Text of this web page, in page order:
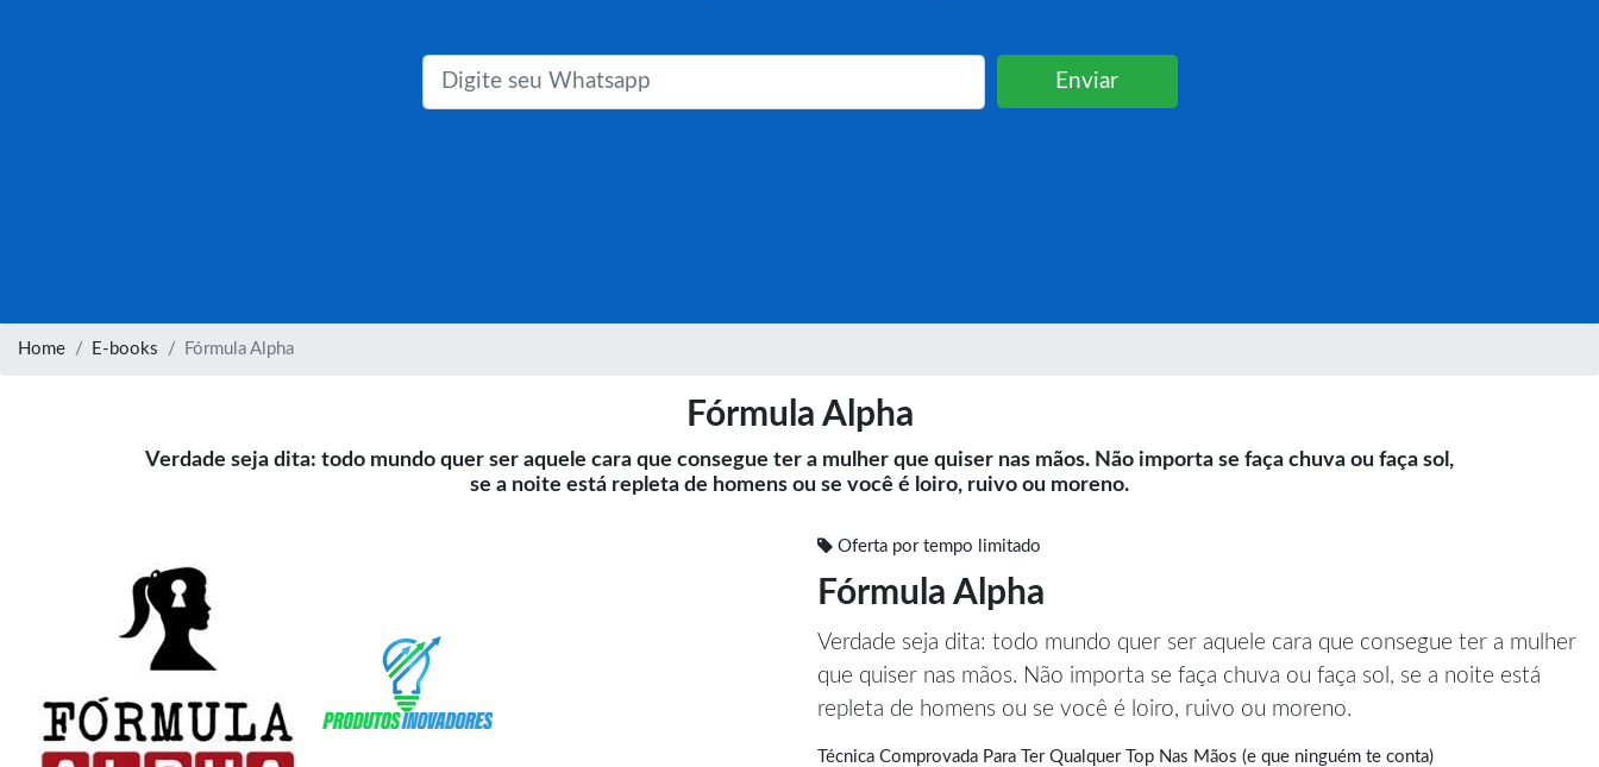
Enviar
Home E-books Fórmula Alpha
Fórmula Alpha
Verdade seja dita: todo mundo quer ser aquele cara que consegue ter a mulher que quiser nas mãos. Não importa se faça chuva ou faça sol,
se a noite está repleta de homens ou se você é loiro, ruivo ou moreno.
Oferta por tempo limitado
Fórmula Alpha
Verdade seja dita: todo mundo quer ser aquele cara que consegue ter a mulher
que quiser nas mãos. Não importa se faça chuva ou faça sol, se a noite está
repleta de homens ou se você é loiro, ruivo ou moreno.
Técnica Comprovada Para Ter Qualquer Top Nas Mãos (e que ninguém te conta)